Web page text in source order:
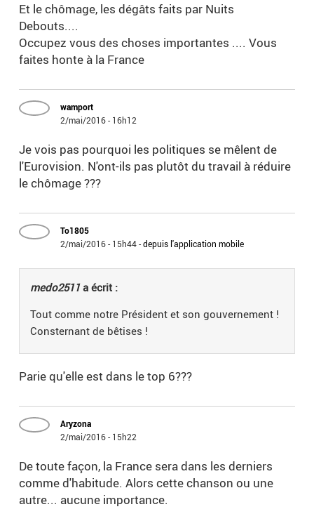
Et le chômage, les dégâts faits par Nuits
Debouts....
Occupez vous des choses importantes .... Vous
faites honte à la France
wamport
2/mai/2016 - 16h12
Je vois pas pourquoi les politiques se mêlent de
l'Eurovision. N'ont-ils pas plutôt du travail à réduire
le chômage ???
To1805
2/mai/2016 - 15h44-depuis l'application mobile
medo2511a écrit :
Tout comme notre Président et son gouvernement !
Consternant de bêtises !
Parie qu'elle est dans le top 6???
Aryzona
2/mai/2016 - 15h22
De toute façon, la France sera dans les derniers
comme d'habitude. Alors cette chanson ou une
autre... aucune importance.